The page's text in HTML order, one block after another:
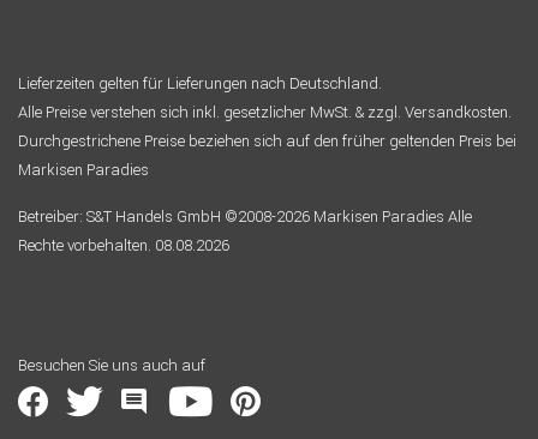
Lieferzeiten gelten für Lieferungen nach Deutschland.
Alle Preise verstehen sich inkl. gesetzlicher MwSt. & zzgl. Versandkosten.
Durchgestrichene Preise beziehen sich auf den früher geltenden Preis bei
Markisen Paradies
Betreiber: S&T Handels GmbH ©2008-2026 Markisen Paradies Alle
Rechte vorbehalten. 08.08.2026
Besuchen Sie uns auch auf